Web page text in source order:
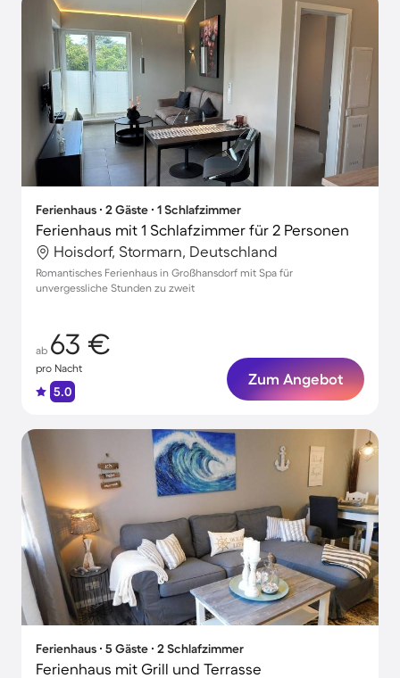
Ferienhaus ∙ 2 Gäste ∙ 1 Schlafzimmer
Ferienhaus mit 1 Schlafzimmer für 2 Personen
Hoisdorf, Stormarn, Deutschland
Romantisches Ferienhaus in Großhansdorf mit Spa für
unvergessliche Stunden zu zweit
ab 63 €
pro Nacht
5.0
Zum Angebot
Ferienhaus ∙ 5 Gäste ∙ 2 Schlafzimmer
Ferienhaus mit Grill und Terrasse